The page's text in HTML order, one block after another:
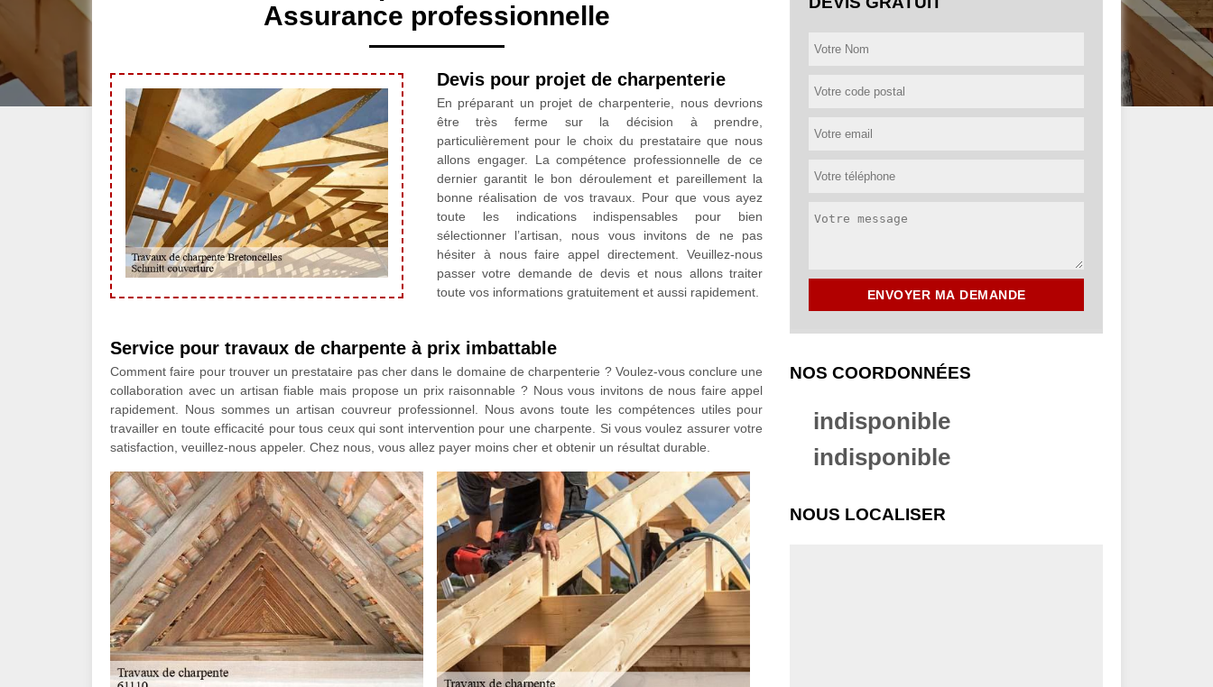
Assurance professionnelle
Devis pour projet de charpenterie
En préparant un projet de charpenterie, nous devrions
être très ferme sur la décision à prendre,
particulièrement pour le choix du prestataire que nous
allons engager. La compétence professionnelle de ce
dernier garantit le bon déroulement et pareillement la
bonne réalisation de vos travaux. Pour que vous ayez
toute les indications indispensables pour bien
sélectionner l’artisan, nous vous invitons de ne pas
hésiter à nous faire appel directement. Veuillez-nous
passer votre demande de devis et nous allons traiter
toute vos informations gratuitement et aussi rapidement.
Service pour travaux de charpente à prix imbattable
Comment faire pour trouver un prestataire pas cher dans le domaine de charpenterie ? Voulez-vous conclure une
collaboration avec un artisan fiable mais propose un prix raisonnable ? Nous vous invitons de nous faire appel
rapidement. Nous sommes un artisan couvreur professionnel. Nous avons toute les compétences utiles pour
travailler en toute efficacité pour tous ceux qui sont intervention pour une charpente. Si vous voulez assurer votre
satisfaction, veuillez-nous appeler. Chez nous, vous allez payer moins cher et obtenir un résultat durable.
NOS COORDONNÉES
indisponible
indisponible
NOUS LOCALISER